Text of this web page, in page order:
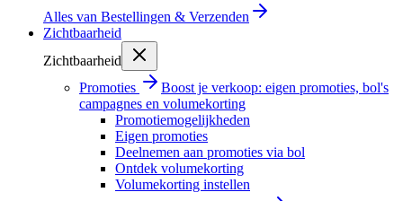
Alles van Bestellingen & Verzenden
Zichtbaarheid
Zichtbaarheid
Promoties
Boost je verkoop: eigen promoties, bol's
campagnes en volumekorting
Promotiemogelijkheden
Eigen promoties
Deelnemen aan promoties via bol
Ontdek volumekorting
Volumekorting instellen